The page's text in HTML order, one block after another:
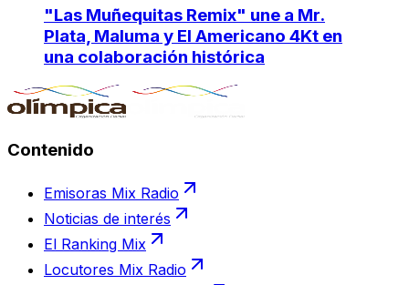
"Las Muñequitas Remix" une a Mr.
Plata, Maluma y El Americano 4Kt en
una colaboración histórica
Contenido
Emisoras Mix Radio
Noticias de interés
El Ranking Mix
Locutores Mix Radio